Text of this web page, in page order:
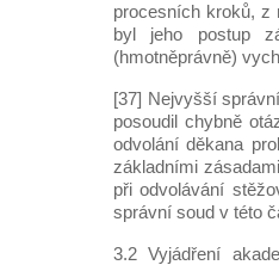
procesních kroků, z
byl jeho postup
(hmotněprávně)
[37] Nejvyšší
posoudil chybně
odvolání děkana
základními
při odvolávání
správní soud v této
3.2 Vyjádření